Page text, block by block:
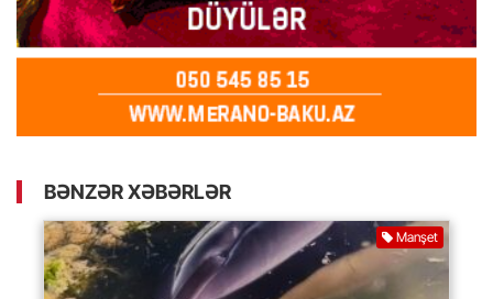
BƏNZƏR XƏBƏRLƏR
Manşet